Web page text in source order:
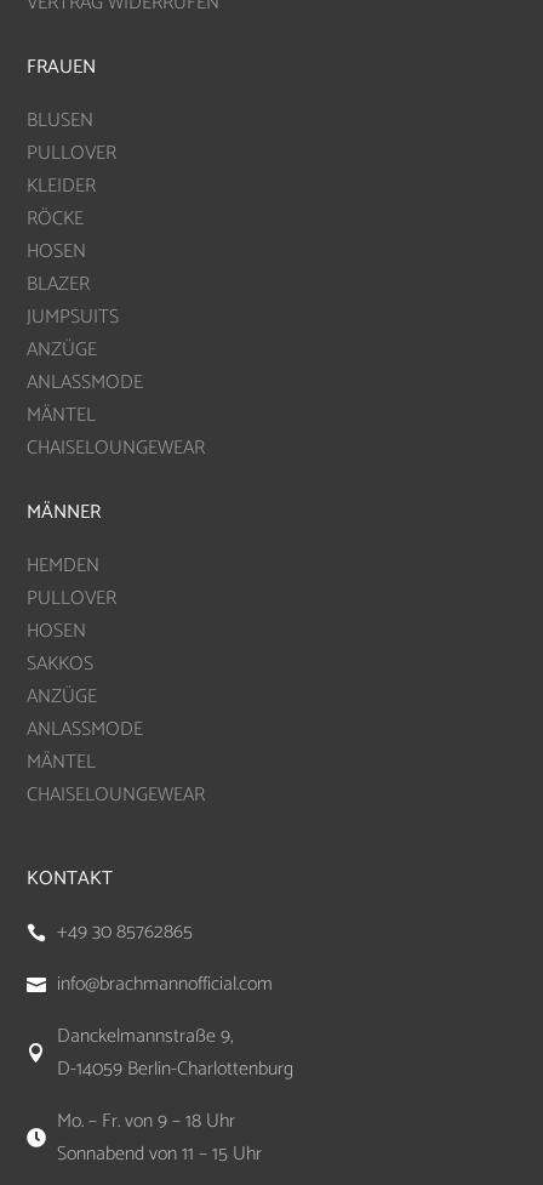
FRAUEN
BLUSEN
PULLOVER
KLEIDER
RÖCKE
HOSEN
BLAZER
JUMPSUITS
ANZÜGE
ANLASSMODE
MÄNTEL
CHAISELOUNGEWEAR
MÄNNER
HEMDEN
PULLOVER
HOSEN
SAKKOS
ANZÜGE
ANLASSMODE
MÄNTEL
CHAISELOUNGEWEAR
KONTAKT
 +49 30 85762865
 info@brachmannofficial.com

Danckelmannstraße 9,
D-14059 Berlin-Charlottenburg

Mo. – Fr. von 9 – 18 Uhr
Sonnabend von 11 – 15 Uhr